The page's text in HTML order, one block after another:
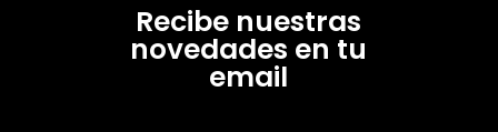
Recibe nuestras
novedades en tu
email